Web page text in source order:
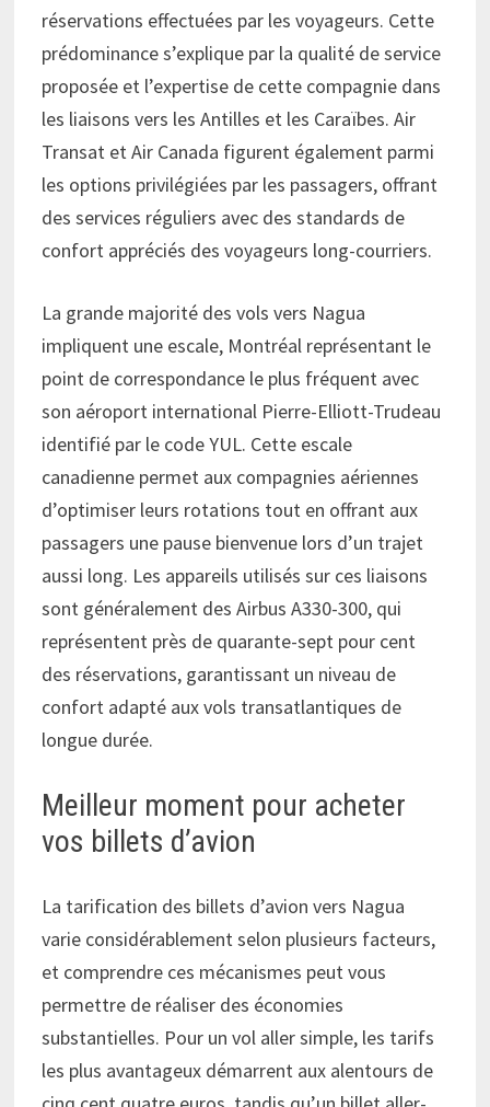
réservations effectuées par les voyageurs. Cette
prédominance s’explique par la qualité de service
proposée et l’expertise de cette compagnie dans
les liaisons vers les Antilles et les Caraïbes. Air
Transat et Air Canada figurent également parmi
les options privilégiées par les passagers, offrant
des services réguliers avec des standards de
confort appréciés des voyageurs long-courriers.
La grande majorité des vols vers Nagua
impliquent une escale, Montréal représentant le
point de correspondance le plus fréquent avec
son aéroport international Pierre-Elliott-Trudeau
identifié par le code YUL. Cette escale
canadienne permet aux compagnies aériennes
d’optimiser leurs rotations tout en offrant aux
passagers une pause bienvenue lors d’un trajet
aussi long. Les appareils utilisés sur ces liaisons
sont généralement des Airbus A330-300, qui
représentent près de quarante-sept pour cent
des réservations, garantissant un niveau de
confort adapté aux vols transatlantiques de
longue durée.
Meilleur moment pour acheter
vos billets d’avion
La tarification des billets d’avion vers Nagua
varie considérablement selon plusieurs facteurs,
et comprendre ces mécanismes peut vous
permettre de réaliser des économies
substantielles. Pour un vol aller simple, les tarifs
les plus avantageux démarrent aux alentours de